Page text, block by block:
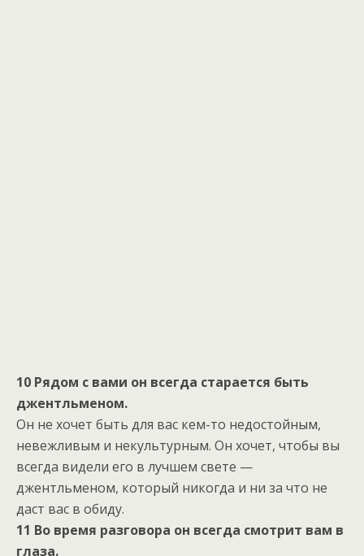
10 Рядом с вами он всегда старается быть
джентльменом.
Он не хочет быть для вас кем-то недостойным,
невежливым и некультурным. Он хочет, чтобы вы
всегда видели его в лучшем свете —
джентльменом, который никогда и ни за что не
даст вас в обиду.
11 Во время разговора он всегда смотрит вам в
глаза.